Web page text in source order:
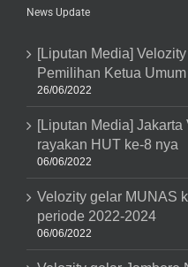
News Update
[Liputan Media]
Pemilihan Ketua
26/06/2022
[Liputan Media]
rayakan HUT ke-8 nya
06/06/2022
Velozity gelar MUNAS
periode 2022-2024
06/06/2022